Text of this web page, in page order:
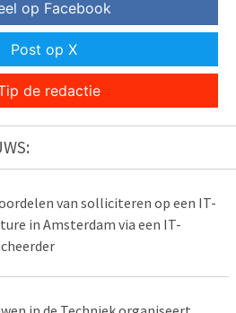
op Facebook
Post op X
de redactie
van solliciteren op een IT-
in Amsterdam via een IT-